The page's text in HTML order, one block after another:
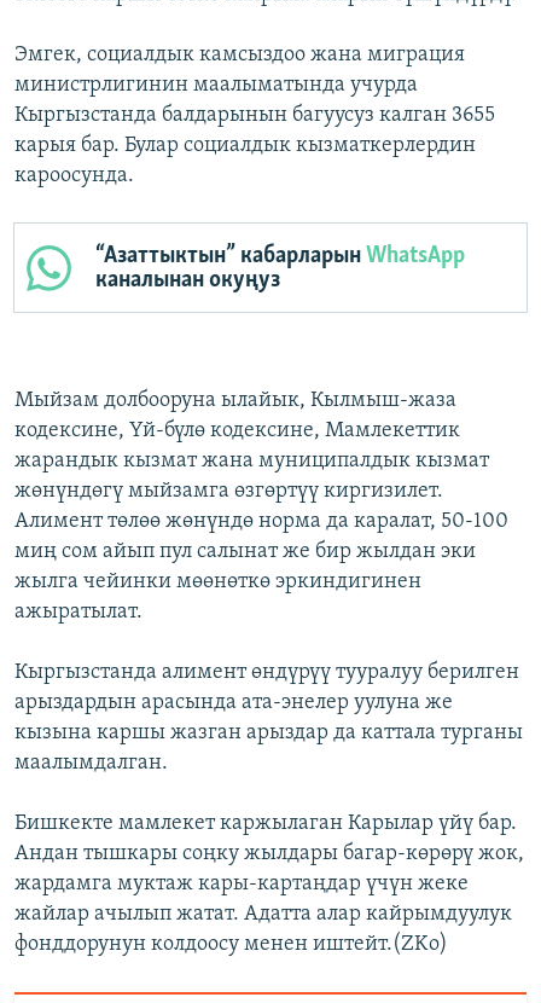
Эмгек, социалдык камсыздоо жана миграция
министрлигинин маалыматында учурда
Кыргызстанда балдарынын багуусуз калган 3655
карыя бар. Булар социалдык кызматкерлердин
кароосунда.
“Азаттыктын” кабарларынWhatsApp
каналынан окуңуз
Мыйзам долбооруна ылайык, Кылмыш-жаза
кодексине, Үй-бүлө кодексине, Мамлекеттик
жарандык кызмат жана муниципалдык кызмат
жөнүндөгү мыйзамга өзгөртүү киргизилет.
Алимент төлөө жөнүндө норма да каралат, 50-100
миң сом айып пул салынат же бир жылдан эки
жылга чейинки мөөнөткө эркиндигинен
ажыратылат.
Кыргызстанда алимент өндүрүү тууралуу берилген
арыздардын арасында ата-энелер уулуна же
кызына каршы жазган арыздар да каттала турганы
маалымдалган.
Бишкекте мамлекет каржылаган Карылар үйү бар.
Андан тышкары соңку жылдары багар-көрөрү жок,
жардамга муктаж кары-картаңдар үчүн жеке
жайлар ачылып жатат. Адатта алар кайрымдуулук
фонддорунун колдоосу менен иштейт.(ZKo)